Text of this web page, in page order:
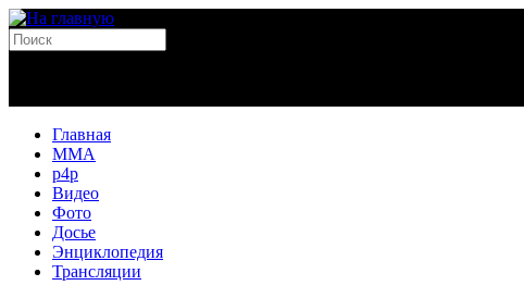
Главная
MMA
p4p
Видео
Фото
Досье
Энциклопедия
Трансляции